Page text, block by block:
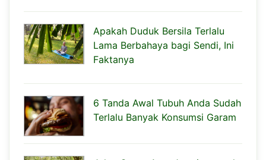
Apakah Duduk Bersila Terlalu
Lama Berbahaya bagi Sendi, Ini
Faktanya
6 Tanda Awal Tubuh Anda Sudah
Terlalu Banyak Konsumsi Garam